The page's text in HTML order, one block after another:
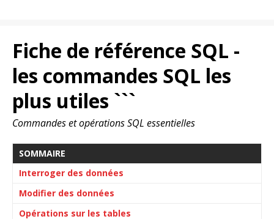
Fiche de référence SQL -
les commandes SQL les
plus utiles ```
Commandes et opérations SQL essentielles
SOMMAIRE
Interroger des données
Modifier des données
Opérations sur les tables